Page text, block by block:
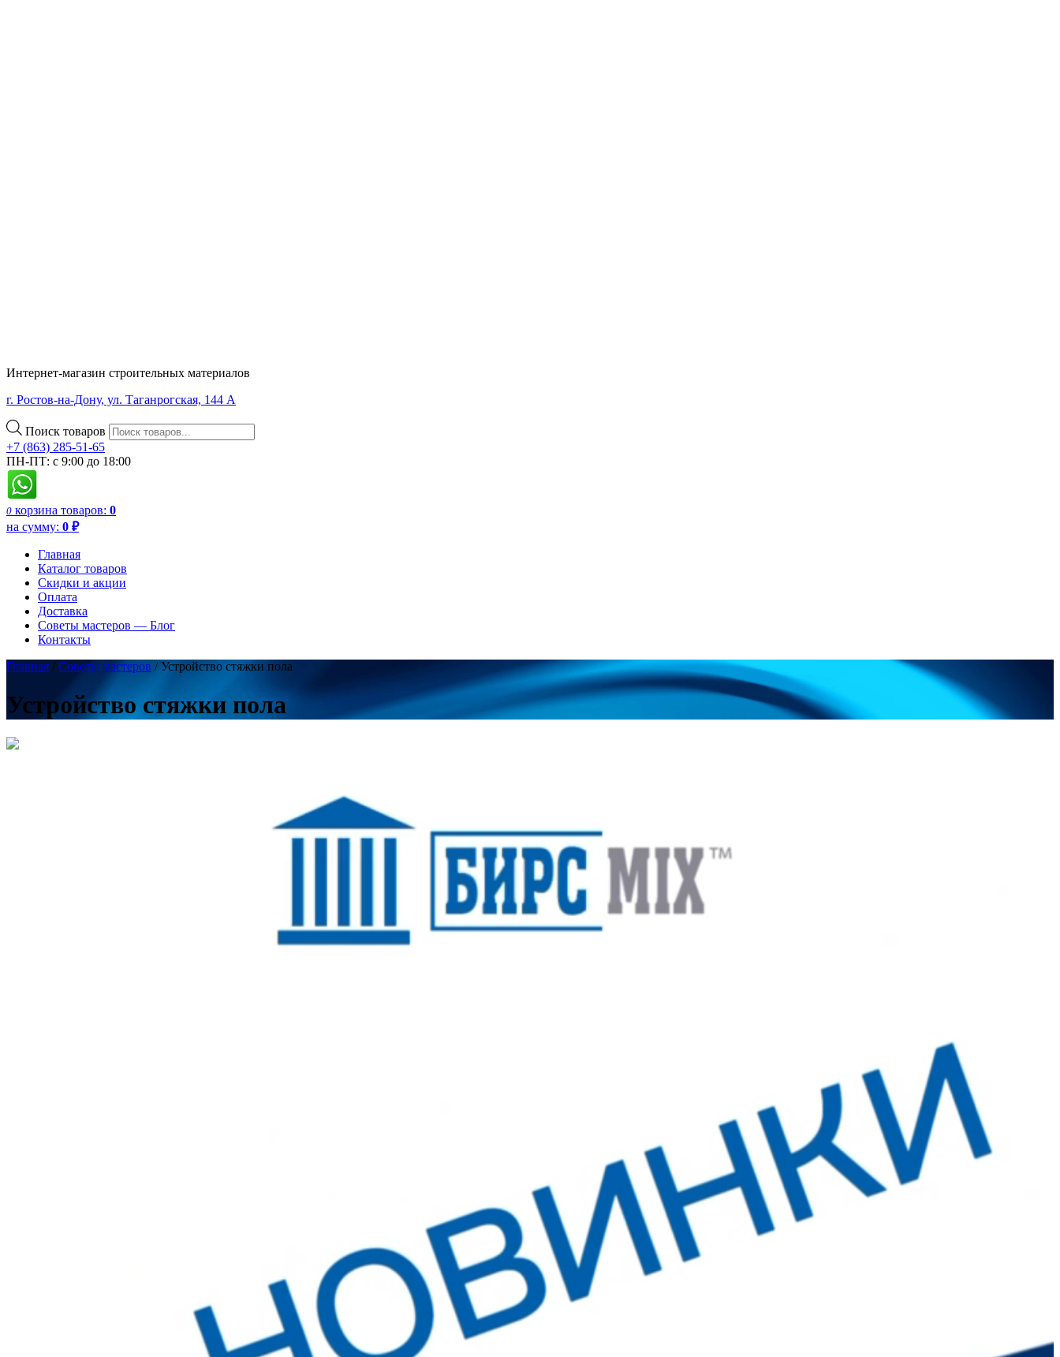
Интернет-магазин строительных материалов
г. Ростов-на-Дону, ул. Таганрогская, 144 А
Поиск товаров
+7 (863) 285-51-65
ПН-ПТ: с 9:00 до 18:00
0 корзина товаров: 0
на сумму: 0 ₽
Главная
Каталог товаров
Скидки и акции
Оплата
Доставка
Советы мастеров — Блог
Контакты
Главная / Советы мастеров /Устройство стяжки пола
Устройство стяжки пола